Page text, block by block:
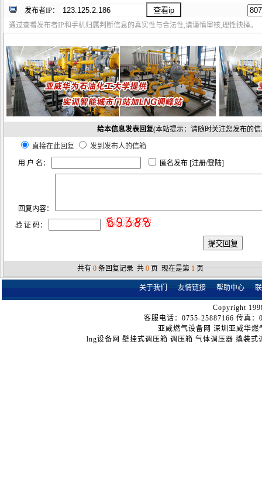
发布者IP：
通过查看发布者IP和手机归属判断信息的真实性与合法性,请谨慎审核,理性抉择。
给本信息发表回复(本站提示：请随时关注您发布的
直接在此回复 发到发布人的信箱
用 户 名： 匿名发布 [注册/登陆]
回复内容：
验 证 码：
共有 0 条回复记录 共 0 页 现在是第 1 页
关于我们 ┈ 友情链接 ┈ 帮助中心 ┈
Copyright
客服电话：0755-25887166 传真
亚威燃气设备网 深圳亚威华
lng设备网 壁挂式调压箱 调压箱 气体调压器 撬装式